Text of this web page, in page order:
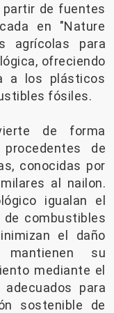
de fuentes
en "Nature
agrícolas para
ofreciendo
a los plásticos
fósiles.
de forma
de
conocidas por
al nailon.
igualan el
combustibles
el daño
mantienen su
mediante el
para
sostenible de